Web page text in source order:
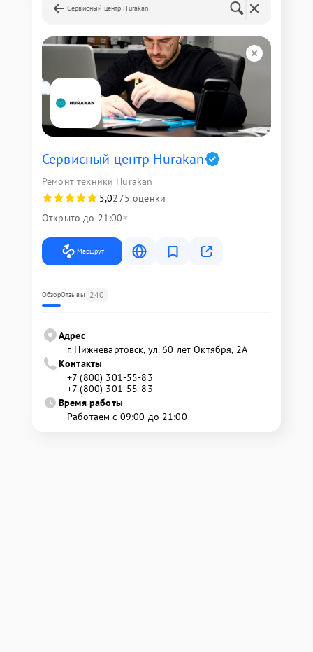
Сервисный центр Hurakan
Сервисный центр Hurakan
Ремонт техники Hurakan
5,0275 оценки
Открыто до 21:00
Маршрут
ОбзорОтзывы 240
Адрес
г. Нижневартовск, ул. 60 лет Октября, 2А
Контакты
+7 (800) 301-55-83
+7 (800) 301-55-83
Время работы
Работаем с 09:00 до 21:00